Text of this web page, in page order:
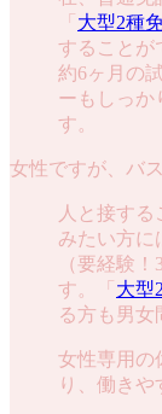
「 大型2種
することが
約6ヶ月の
ーもしっか
す。
女性ですが、バ
人と接す
みたい方に
（要経験
す。「 大型
る方も男女
女性専用の
り、働きや